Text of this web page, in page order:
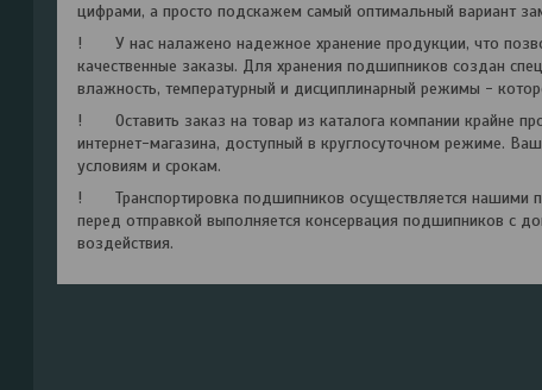
цифрами, а просто подскажем самый оптимальный вариант
! У нас налажено надежное хранение продукции, что
качественные заказы. Для хранения подшипников создан
влажность, температурный и дисциплинарный режимы -
! Оставить заказ на товар из каталога компании крайне
интернет-магазина, доступный в круглосуточном режиме.
условиям и срокам.
! Транспортировка подшипников осуществляется нашими
перед отправкой выполняется консервация подшипников с
воздействия.